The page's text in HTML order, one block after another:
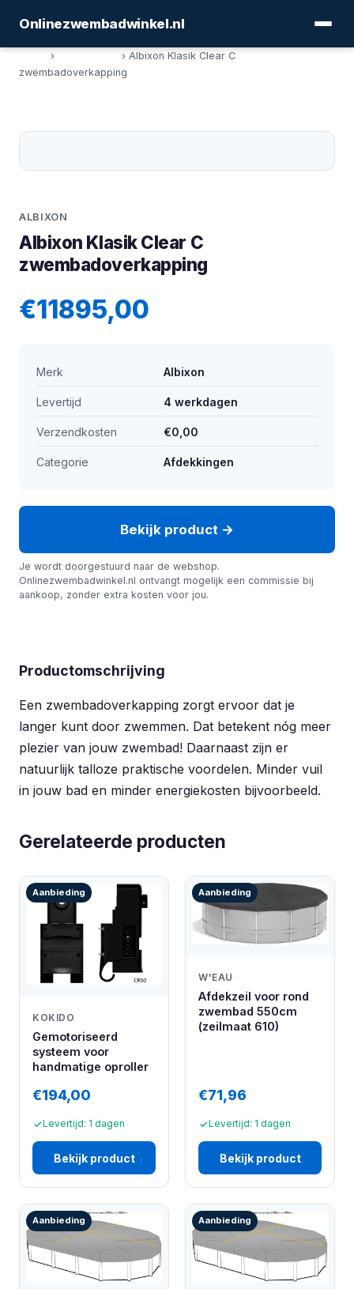
Onlinezwembadwinkel.nl
›
› Albixon Klasik Clear C
zwembadoverkapping
ALBIXON
Albixon Klasik Clear C
zwembadoverkapping
€11895,00
Merk Albixon
Levertijd 4 werkdagen
Verzendkosten €0,00
Categorie Afdekkingen
Bekijk product →
Je wordt doorgestuurd naar de webshop.
Onlinezwembadwinkel.nl ontvangt mogelijk een commissie bij
aankoop, zonder extra kosten voor jou.
Productomschrijving
Een zwembadoverkapping zorgt ervoor dat je
langer kunt door zwemmen. Dat betekent nóg meer
plezier van jouw zwembad! Daarnaast zijn er
natuurlijk talloze praktische voordelen. Minder vuil
in jouw bad en minder energiekosten bijvoorbeeld.
Gerelateerde producten
Aanbieding
KOKIDO
Gemotoriseerd
systeem voor
handmatige oproller
€194,00
Levertijd: 1 dagen
Bekijk product
Aanbieding
W'EAU
Afdekzeil voor rond
zwembad 550cm
(zeilmaat 610)
€71,96
Levertijd: 1 dagen
Bekijk product
Aanbieding Aanbieding